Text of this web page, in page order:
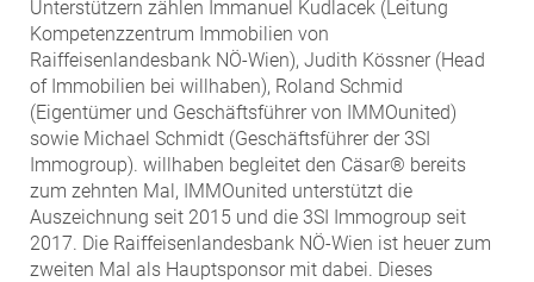
Unterstützern zählen Immanuel Kudlacek (Leitung
Kompetenzzentrum Immobilien von
Raiffeisenlandesbank NÖ-Wien), Judith Kössner (Head
of Immobilien bei willhaben), Roland Schmid
(Eigentümer und Geschäftsführer von IMMOunited)
sowie Michael Schmidt (Geschäftsführer der 3SI
Immogroup). willhaben begleitet den Cäsar® bereits
zum zehnten Mal, IMMOunited unterstützt die
Auszeichnung seit 2015 und die 3SI Immogroup seit
2017. Die Raiffeisenlandesbank NÖ-Wien ist heuer zum
zweiten Mal als Hauptsponsor mit dabei. Dieses